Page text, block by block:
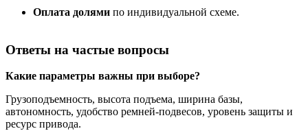
Оплата долями по индивидуальной схеме.
Ответы на частые вопросы
Какие параметры важны при выборе?
Грузоподъемность, высота подъема, ширина базы,
автономность, удобство ремней-подвесов, уровень защиты и
ресурс привода.